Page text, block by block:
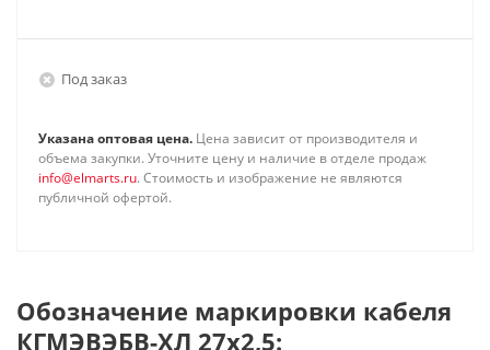
Под заказ
Указана оптовая цена. Цена зависит от производителя и
объема закупки. Уточните цену и наличие в отделе продаж
info@elmarts.ru. Стоимость и изображение не являются
публичной офертой.
Обозначение маркировки кабеля
КГМЭВЭБВ-ХЛ 27х2,5: